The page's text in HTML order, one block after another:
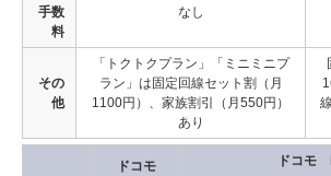
手数
料
なし
その
他
「トクトクプラン」「ミニミニプ
ラン」は固定回線セット割（月
1100円）、家族割引（月550円）
あり
ドコモ ドコモ